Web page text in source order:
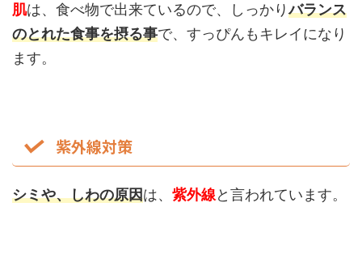
肌は、食べ物で出来ているので、しっかりバランス
のとれた食事を摂る事で、すっぴんもキレイになり
ます。
紫外線対策
シミや、しわの原因は、 紫外線と言われています。